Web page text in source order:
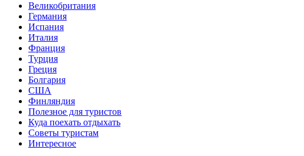
Великобритания
Германия
Испания
Италия
Франция
Турция
Греция
Болгария
США
Финляндия
Полезное для туристов
Куда поехать отдыхать
Советы туристам
Интересное